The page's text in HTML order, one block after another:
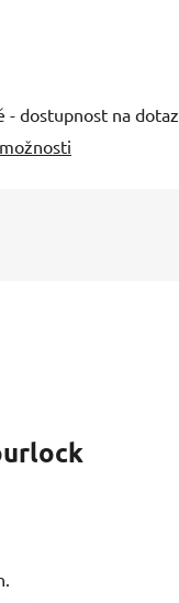
- dostupnost na dotaz